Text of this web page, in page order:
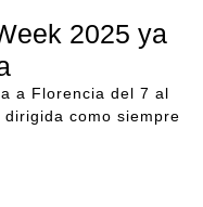
2025 ya
a Florencia del 7 al
como siempre